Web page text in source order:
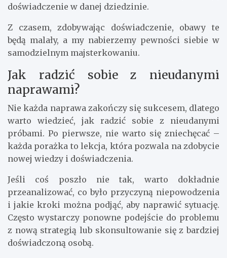
doświadczenie w danej dziedzinie.
Z czasem, zdobywając doświadczenie, obawy te
będą malały, a my nabierzemy pewności siebie w
samodzielnym majsterkowaniu.
Jak radzić sobie z nieudanymi
naprawami?
Nie każda naprawa zakończy się sukcesem, dlatego
warto wiedzieć, jak radzić sobie z nieudanymi
próbami. Po pierwsze, nie warto się zniechęcać –
każda porażka to lekcja, która pozwala na zdobycie
nowej wiedzy i doświadczenia.
Jeśli coś poszło nie tak, warto dokładnie
przeanalizować, co było przyczyną niepowodzenia
i jakie kroki można podjąć, aby naprawić sytuację.
Często wystarczy ponowne podejście do problemu
z nową strategią lub skonsultowanie się z bardziej
doświadczoną osobą.